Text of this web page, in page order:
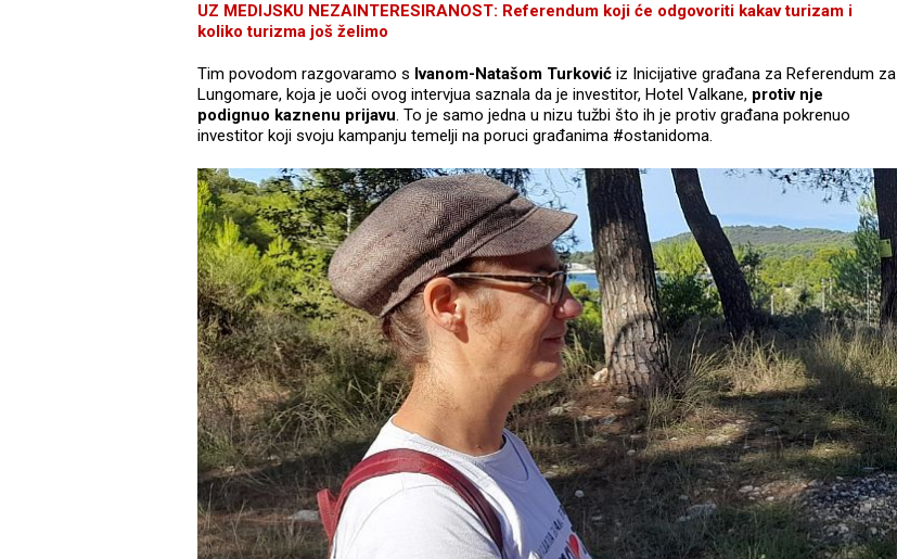
UZ MEDIJSKU NEZAINTERESIRANOST: Referendum koji će odgovoriti kakav turizam i
koliko turizma još želimo
Tim povodom razgovaramo s Ivanom-Natašom Turković iz Inicijative građana za Referendum za
Lungomare, koja je uoči ovog intervjua saznala da je investitor, Hotel Valkane, protiv nje
podignuo kaznenu prijavu. To je samo jedna u nizu tužbi što ih je protiv građana pokrenuo
investitor koji svoju kampanju temelji na poruci građanima #ostanidoma.